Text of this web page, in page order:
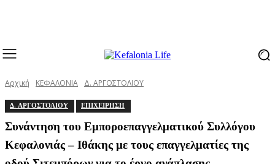
Αρχική ΚΕΦΑΛΟΝΙΑ Δ. ΑΡΓΟΣΤΟΛΙΟΥ
Δ. ΑΡΓΟΣΤΟΛΙΟΥ ΕΠΙΧΕΙΡΗΣΗ
Συνάντηση του Εμποροεπαγγελματικού Συλλόγου
Κεφαλονιάς – Ιθάκης με τους επαγγελματίες της